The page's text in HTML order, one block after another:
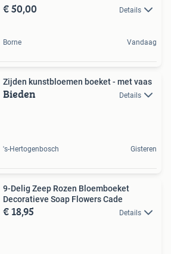
€ 50,00 Details
Borne Vandaag
Zijden kunstbloemen boeket - met vaas
Bieden Details
's-Hertogenbosch Gisteren
9-Delig Zeep Rozen Bloemboeket
Decoratieve Soap Flowers Cade
€ 18,95 Details